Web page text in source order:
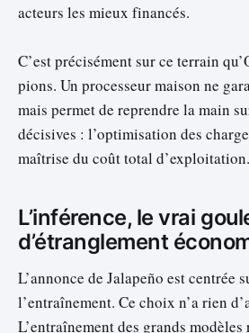
acteurs les mieux financés.
C’est précisément sur ce terrain
pions. Un processeur maison ne
mais permet de reprendre la main
décisives : l’optimisation des
maîtrise du coût total d’exploitation.
L’inférence, le vrai
d’étranglement
L’annonce de Jalapeño est centrée
l’entraînement. Ce choix n’a rien
L’entraînement des grands